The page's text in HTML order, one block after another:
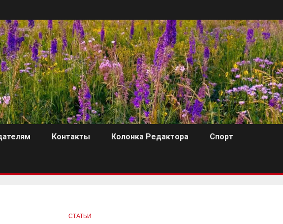
Контакты Колонка Редактора Спорт
СТАТЬИ